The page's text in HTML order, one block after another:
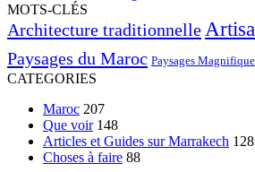
MOTS-CLÉS
Architecture traditionnelle
Paysages du Maroc Paysages
CATEGORIES
Maroc 207
Que voir 148
Articles et Guides sur Marrakech 128
Choses à faire 88